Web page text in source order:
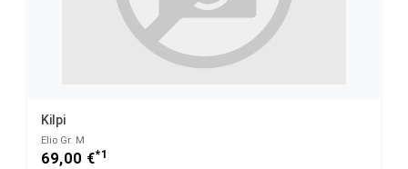
Kilpi
Elio Gr. M
69,00 €*1